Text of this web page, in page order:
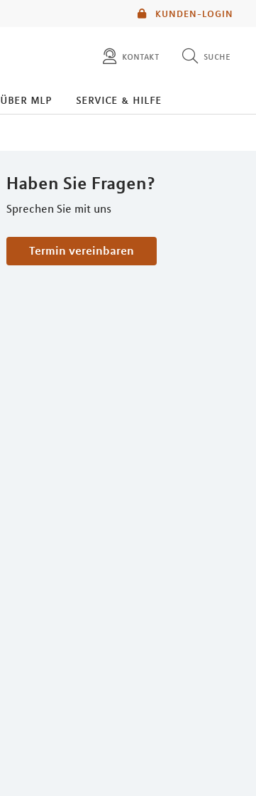
KUNDEN-LOGIN
kontakt suche
diese website durchsuchen
über mlp service & hilfe
Haben Sie Fragen?
Sprechen Sie mit uns
Termin vereinbaren